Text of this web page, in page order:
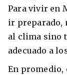
Para vivir en
ir preparado,
al clima sino
adecuado a
En promedio,